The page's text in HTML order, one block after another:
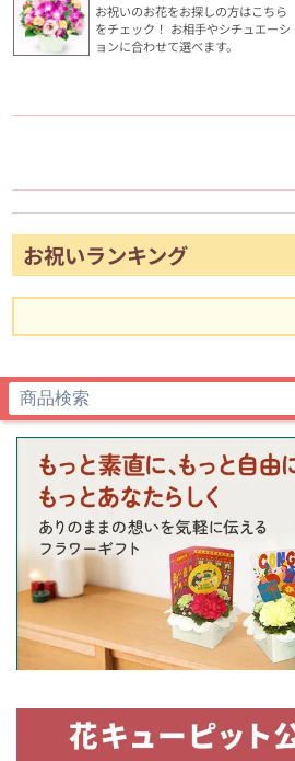
お祝いのお花をお探しの方はこちら
をチェック！ お相手やシチュエーシ
ョンに合わせて選べます。
お祝いランキング